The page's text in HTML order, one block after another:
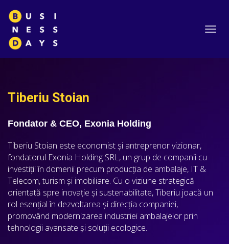
Tiberiu Stoian
Fondator & CEO, Exonia Holding
Tiberiu Stoian este economist și antreprenor vizionar,
fondatorul Exonia Holding SRL, un grup de companii cu
investiții în domenii precum producția de ambalaje, IT &
Telecom, turism și imobiliare. Cu o viziune strategică
orientată spre inovație și sustenabilitate, Tiberiu joacă un
rol esențial în dezvoltarea și direcția companiei,
promovând modernizarea industriei ambalajelor prin
tehnologii avansate și soluții ecologice.